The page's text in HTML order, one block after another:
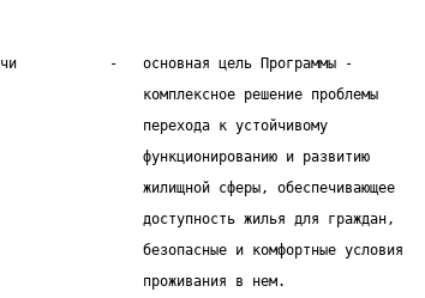
-   основная цель Программы -
комплексное решение проблемы
перехода к устойчивому
функционированию и развитию
жилищной сферы, обеспечивающее
доступность жилья для граждан,
безопасные и комфортные условия
проживания в нем.